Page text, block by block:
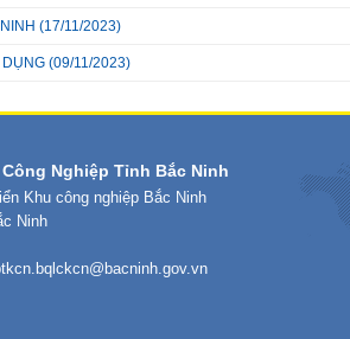
(17/11/2023)
DỤNG (09/11/2023)
Nghiệp Tỉnh Bắc Ninh
Khu công nghiệp Bắc Ninh
Ninh